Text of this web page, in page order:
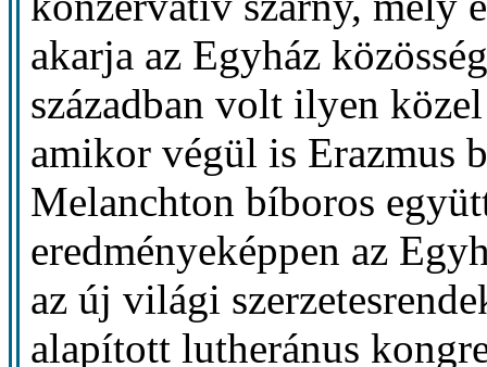
akarja az Egyház
században volt ilyen
amikor végül is Erazmus
Melanchton bíboros
eredményeképpen az
az új világi
alapított lutheránus